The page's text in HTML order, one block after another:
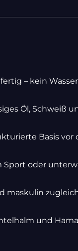
– kein
Öl, Schweiß
Basis vor
Sport oder
maskulin
und